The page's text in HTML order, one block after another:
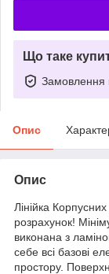
Що таке
Замовлення
Опис
Опис
Лінійка
розрахунок!
виконана з
себе всі базові
простору.